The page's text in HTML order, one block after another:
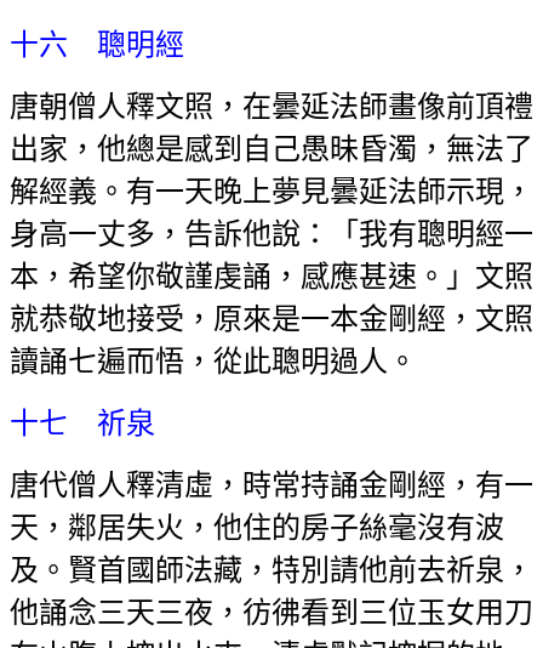
十六 聰明經
唐朝僧人釋文照，在曇延法師畫像前頂禮
出家，他總是感到自己愚昧昏濁，無法了
解經義。有一天晚上夢見曇延法師示現，
身高一丈多，告訴他說：「我有聰明經一
本，希望你敬謹虔誦，感應甚速。」文照
就恭敬地接受，原來是一本金剛經，文照
讀誦七遍而悟，從此聰明過人。
十七 祈泉
唐代僧人釋清虛，時常持誦金剛經，有一
天，鄰居失火，他住的房子絲毫沒有波
及。賢首國師法藏，特別請他前去祈泉，
他誦念三天三夜，彷彿看到三位玉女用刀